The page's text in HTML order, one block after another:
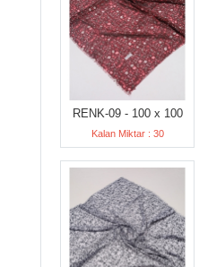
RENK-09 - 100 x 100
Kalan Miktar : 30